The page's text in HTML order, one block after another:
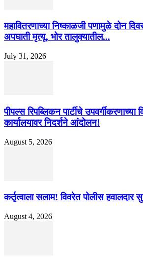
महावितरणाच्या निष्काळजी पणामुळे दोन
अपघाती मृत्यू, भोर तालुक्यातील...
July 31, 2026
पीपल्स रिपब्लिकन पार्टीचे
कार्यालयावर निदर्शने आंदोलन!
August 5, 2026
कर्तृत्वाला सलाम! विवरेत पोलीस हवालदार
August 4, 2026